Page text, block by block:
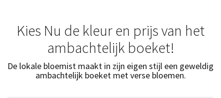
Kies Nu de kleur en prijs van het
ambachtelijk boeket!
De lokale bloemist maakt in zijn eigen stijl een geweldig
ambachtelijk boeket met verse bloemen.